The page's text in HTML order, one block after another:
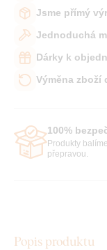
Jsme přímý
Jednoduchá
Dárky k
Výměna zboží
100%
Produkty
přepravou.
Popis produktu